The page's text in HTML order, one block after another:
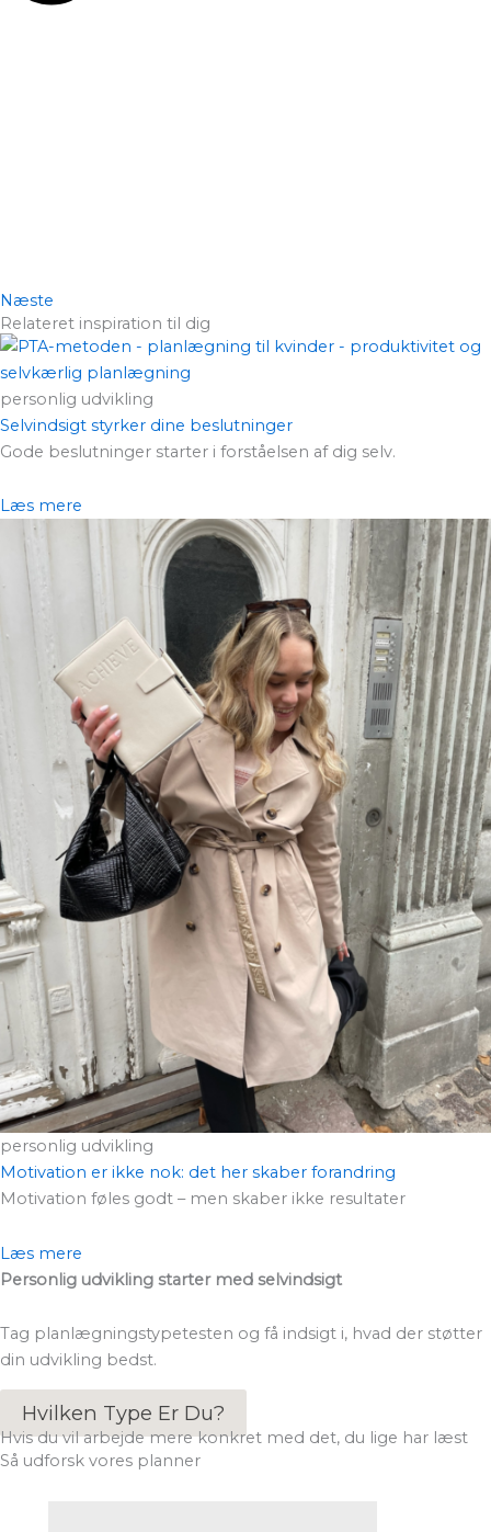
Næste
Relateret inspiration til dig
personlig udvikling
Selvindsigt styrker dine beslutninger
Gode beslutninger starter i forståelsen af dig selv.
Læs mere
personlig udvikling
Motivation er ikke nok: det her skaber forandring
Motivation føles godt – men skaber ikke resultater
Læs mere
Personlig udvikling starter med selvindsigt
Tag planlægningstypetesten og få indsigt i, hvad der støtter
din udvikling bedst.
Hvilken Type Er Du?
Hvis du vil arbejde mere konkret med det, du lige har læst
Så udforsk vores planner